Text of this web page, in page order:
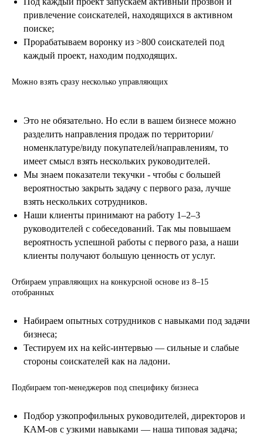
привлечение соискателей, находящихся в активном
поиске;
Прорабатываем воронку из >800 соискателей под
каждый проект, находим подходящих.
Можно взять сразу несколько управляющих
Это не обязательно. Но если в вашем бизнесе можно
разделить направления продаж по территории/
номенклатуре/виду покупателей/направлениям, то
имеет смысл взять нескольких руководителей.
Мы знаем показатели текучки - чтобы с большей
вероятностью закрыть задачу с первого раза, лучше
взять нескольких сотрудников.
Наши клиенты принимают на работу 1–2–3
руководителей с собеседований. Так мы повышаем
вероятность успешной работы с первого раза, а наши
клиенты получают большую ценность от услуг.
Отбираем управляющих на конкурсной основе из 8–15
отобранных
Набираем опытных сотрудников с навыками под задачи
бизнеса;
Тестируем их на кейс-интервью — сильные и слабые
стороны соискателей как на ладони.
Подбираем топ-менеджеров под специфику бизнеса
Подбор узкопрофильных руководителей, директоров и
КАМ-ов с узкими навыками — наша типовая задача;